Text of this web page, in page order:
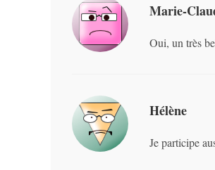
Marie-
Oui, un très
Hélène
Je participe